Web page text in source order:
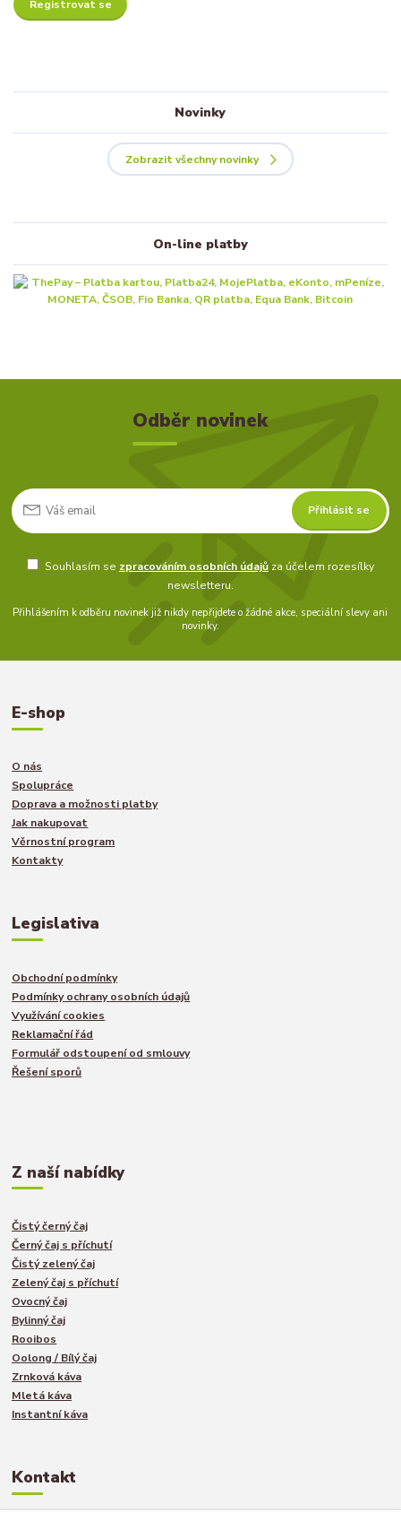
Novinky
Zobrazit všechny novinky
On-line platby
Registrovat se
Odběr novinek
Přihlásit se
Souhlasím se zpracováním osobních údajůza účelem rozesílky
newsletteru.
Přihlášením k odběru novinek již nikdy nepřijdete o žádné akce, speciální slevy ani
novinky.
E-shop
O nás
Spolupráce
Doprava a možnosti platby
Jak nakupovat
Věrnostní program
Kontakty
Legislativa
Obchodní podmínky
Podmínky ochrany osobních údajů
Využívání cookies
Reklamační řád
Formulář odstoupení od smlouvy
Řešení sporů
Z naší nabídky
Čistý černý čaj
Černý čaj s příchutí
Čistý zelený čaj
Zelený čaj s příchutí
Ovocný čaj
Bylinný čaj
Rooibos
Oolong / Bílý čaj
Zrnková káva
Mletá káva
Instantní káva
Kontakt